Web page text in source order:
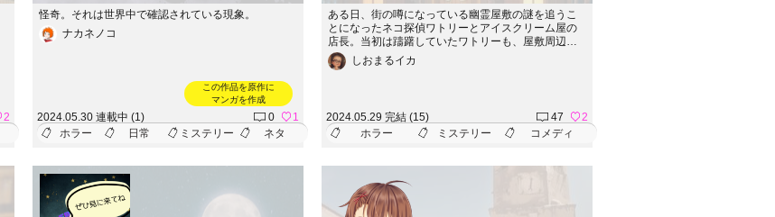
2
怪奇。それは世界中で確認されている現象。
ナカネノコ
この作品を原作に
マンガを作成
2024.05.30 連載中 (1) 0
1
ホラー
日常 ミステリー ネタ
ある日、街の噂になっている幽霊屋敷の謎を追うこ
とになったネコ探偵ワトリーとアイスクリーム屋の
店長。当初は躊躇していたワトリーも、屋敷周辺で
頻発する不可解な火事に興味を持ち、真相解明へと
乗り出す。好奇心旺盛なワトリーは、街の噂に隠さ
しおまるイカ
2024.05.29 完結 (15) 47
2
ホラー
ミステリー コメディ